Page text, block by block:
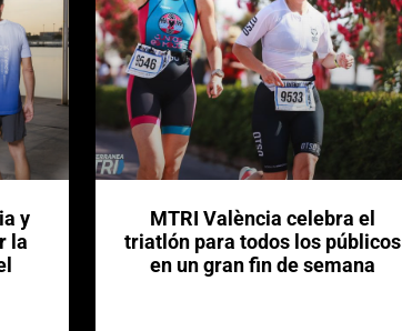
y
la
MTRI València celebra el
triatlón para todos los públicos
en un gran fin de semana